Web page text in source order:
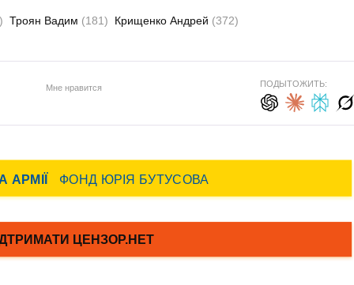
Троян Вадим (181) Крищенко Андрей (372)
Мне нравится ПОДЫТОЖИТЬ: